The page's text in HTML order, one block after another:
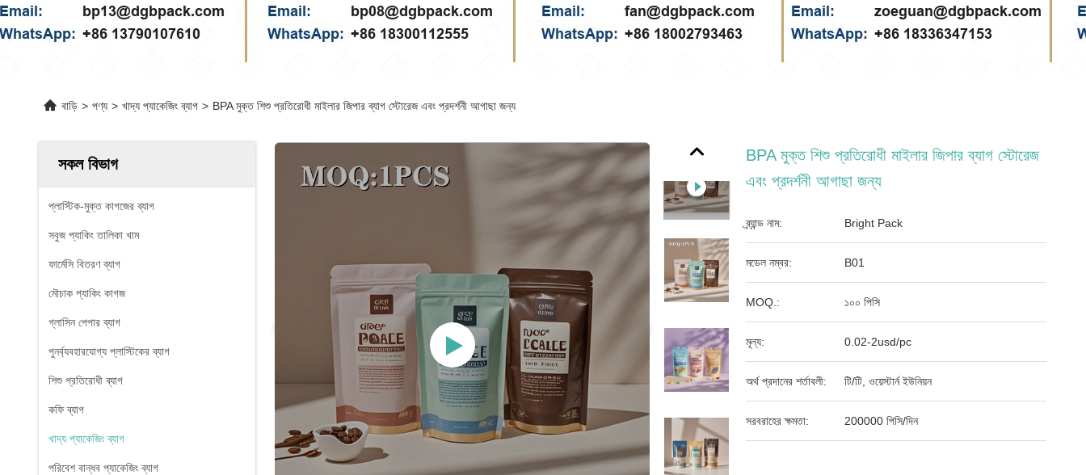
বাড়ি > পণ্য > খাদ্য প্যাকেজিং ব্যাগ > BPA মুক্ত শিশু প্রতিরোধী মাইলার জিপার ব্যাগ স্টোরেজ এবং প্রদর্শনী আগাছা জন্য
সকল বিভাগ
প্লাস্টিক-মুক্ত কাগজের ব্যাগ
সবুজ প্যাকিং তালিকা খাম
ফার্মেসি বিতরণ ব্যাগ
মৌচাক প্যাকিং কাগজ
গ্লাসিন পেপার ব্যাগ
পুনর্ব্যবহারযোগ্য প্লাস্টিকের ব্যাগ
শিশু প্রতিরোধী ব্যাগ
কফি ব্যাগ
খাদ্য প্যাকেজিং ব্যাগ
পরিবেশ বান্ধব প্যাকেজিং ব্যাগ
BPA মুক্ত শিশু প্রতিরোধী মাইলার জিপার ব্যাগ স্টোরেজ
এবং প্রদর্শনী আগাছা জন্য
ব্র্যান্ড নাম: Bright Pack
মডেল নম্বর: B01
MOQ.: ১০০ পিসি
মূল্য: 0.02-2usd/pc
অর্থ প্রদানের শর্তাবলী: টি/টি, ওয়েস্টার্ন ইউনিয়ন
সরবরাহের ক্ষমতা: 200000 পিসি/দিন